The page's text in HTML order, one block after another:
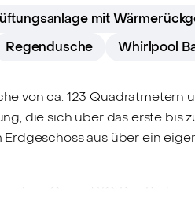
mit
Regendusche Whirlpool
von ca. 123
die sich über das erste bis
aus über ein
ein Gäste-WC. Das